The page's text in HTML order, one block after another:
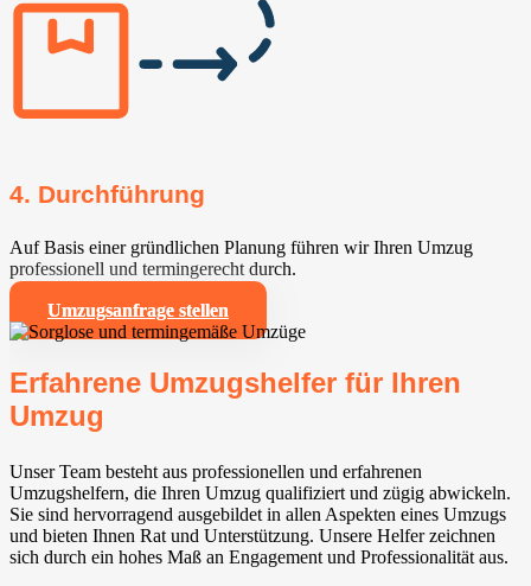
4. Durchführung
Auf Basis einer gründlichen Planung führen wir Ihren Umzug
professionell und termingerecht durch.
Umzugsanfrage stellen
Erfahrene Umzugshelfer für Ihren
Umzug
Unser Team besteht aus professionellen und erfahrenen
Umzugshelfern, die Ihren Umzug qualifiziert und zügig abwickeln.
Sie sind hervorragend ausgebildet in allen Aspekten eines Umzugs
und bieten Ihnen Rat und Unterstützung. Unsere Helfer zeichnen
sich durch ein hohes Maß an Engagement und Professionalität aus.